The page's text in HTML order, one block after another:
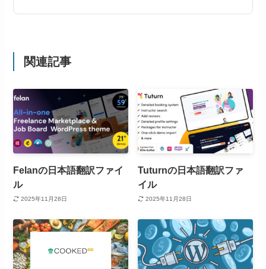
関連記事
Felanの日本語翻訳ファイ
ル
2025年11月28日
Tuturnの日本語翻訳ファ
イル
2025年11月28日